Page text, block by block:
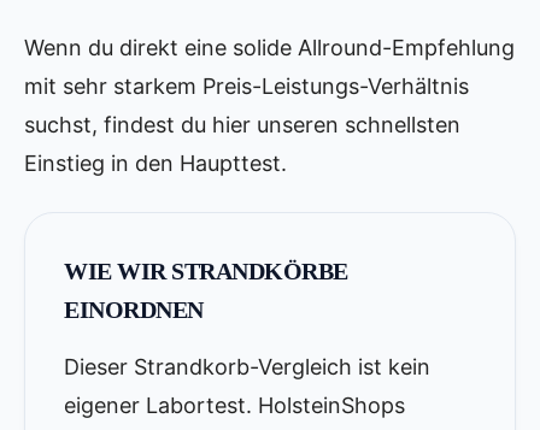
Wenn du direkt eine solide Allround-Empfehlung
mit sehr starkem Preis-Leistungs-Verhältnis
suchst, findest du hier unseren schnellsten
Einstieg in den Haupttest.
WIE WIR STRANDKÖRBE
EINORDNEN
Dieser Strandkorb-Vergleich ist kein
eigener Labortest. HolsteinShops